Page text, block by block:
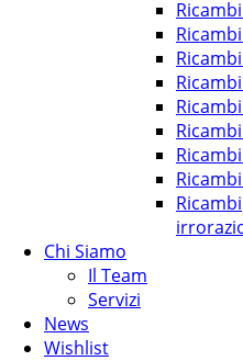
Ricambi
Chi Siamo
Il Team
Servizi
News
Wishlist